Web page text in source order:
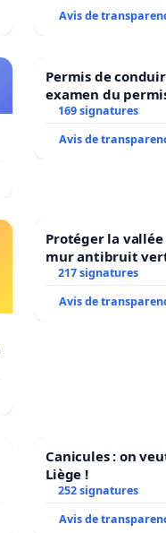
Avis de
Permis de
examen du
accessible dans
169 signatures
Avis de
Protéger la vallée
mur antibruit
217 signatures
Avis de
Canicules : on
Liège !
252 signatures
Avis de